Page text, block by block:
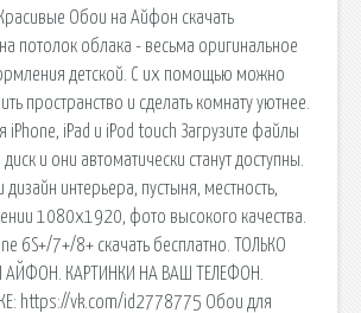
Обои на Айфон скачать
потолок облака - весьма оригинальное
детской. С их помощью можно
пространство и сделать комнату уютнее.
iPhone, iPad и iPod touch Загрузите файлы
и они автоматически станут доступны.
интерьера, пустыня, местность,
1080x1920, фото высокого качества.
6S+/7+/8+ скачать бесплатно. ТОЛЬКО
АЙФОН. КАРТИНКИ НА ВАШ ТЕЛЕФОН.
https://vk.com/id2778775 Обои для